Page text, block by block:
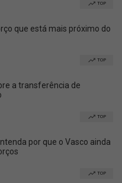
TOP
que está mais próximo do
TOP
a transferência de
TOP
por que o Vasco ainda
TOP